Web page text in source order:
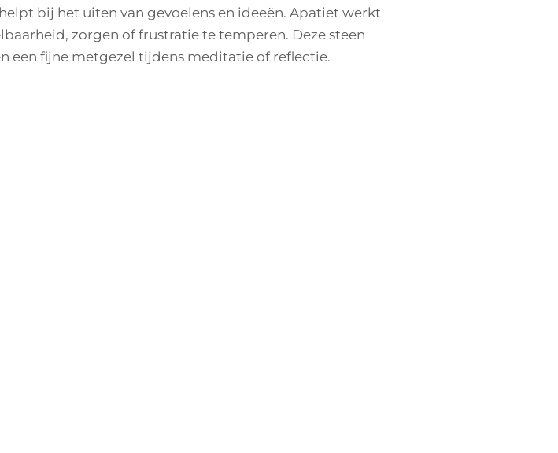
bij het uiten van gevoelens en ideeën. Apatiet werkt
zorgen of frustratie te temperen. Deze steen
een fijne metgezel tijdens meditatie of reflectie.